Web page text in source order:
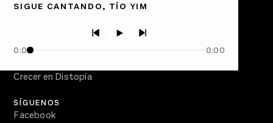
SIGUE CANTANDO, TÍO YIM
0:00 0:00
Directorio
Semanario Gatopardo
Crecer en Distopía
SÍGUENOS
Facebook